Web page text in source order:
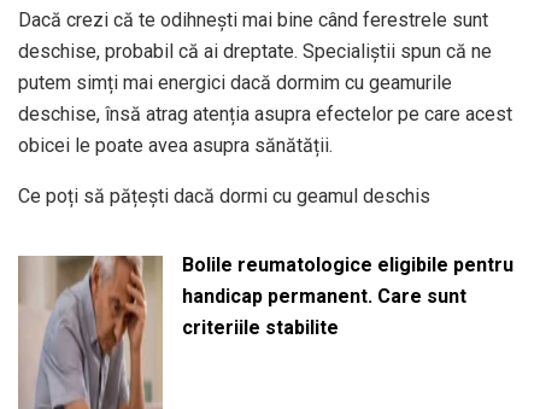
Dacă crezi că te odihnești mai bine când ferestrele sunt
deschise, probabil că ai dreptate. Specialiștii spun că ne
putem simți mai energici dacă dormim cu geamurile
deschise, însă atrag atenția asupra efectelor pe care acest
obicei le poate avea asupra sănătății.
Ce poți să pățești dacă dormi cu geamul deschis
Bolile reumatologice eligibile pentru
handicap permanent. Care sunt
criteriile stabilite